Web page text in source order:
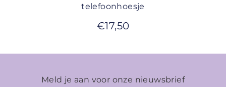
telefoonhoesje
€17,50
Meld je aan voor onze nieuwsbrief